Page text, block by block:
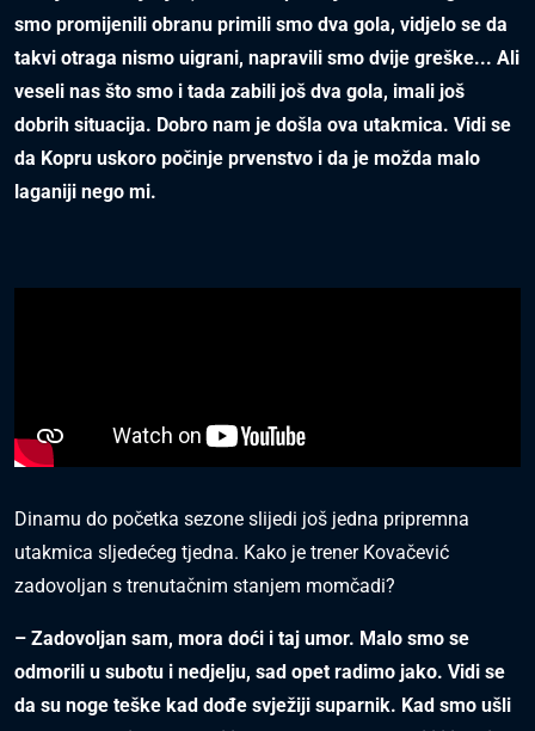
smo promijenili obranu primili smo dva gola, vidjelo se da
takvi otraga nismo uigrani, napravili smo dvije greške... Ali
veseli nas što smo i tada zabili još dva gola, imali još
dobrih situacija. Dobro nam je došla ova utakmica. Vidi se
da Kopru uskoro počinje prvenstvo i da je možda malo
laganiji nego mi.
Dinamu do početka sezone slijedi još jedna pripremna
utakmica sljedećeg tjedna. Kako je trener Kovačević
zadovoljan s trenutačnim stanjem momčadi?
– Zadovoljan sam, mora doći i taj umor. Malo smo se
odmorili u subotu i nedjelju, sad opet radimo jako. Vidi se
da su noge teške kad dođe svježiji suparnik. Kad smo ušli